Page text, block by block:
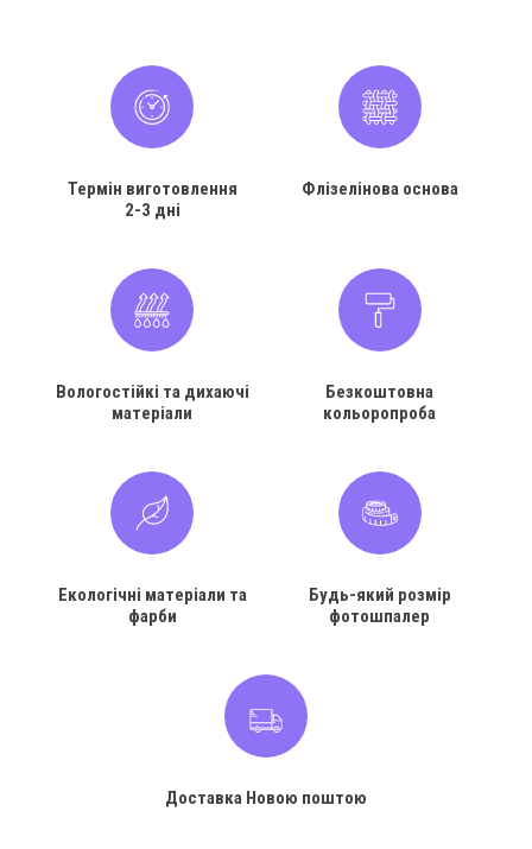
Термін виготовлення
2-3 дні
Флізелінова основа
Вологостійкі та дихаючі
матеріали
Безкоштовна
кольоропроба
Екологічні матеріали та
фарби
Будь-який розмір
фотошпалер
Доставка Новою поштою